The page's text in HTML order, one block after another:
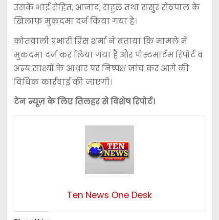
उसके भाई रोहित, आजाद, राहुल तथा ससुर सेठपाल के
खिलाफ मुकदमा दर्ज किया गया है।
कोतवाली प्रभारी प्रिंस शर्मा ने बताया कि मामले में
मुकदमा दर्ज कर लिया गया है और पोस्टमार्टम रिपोर्ट व
अन्य साक्ष्यों के आधार पर निष्पक्ष जांच कर आगे की
विधिक कार्रवाई की जाएगी।
टेन न्यूज़ के लिए तिलहर से विशेष रिपोर्ट।
Ten News One Desk